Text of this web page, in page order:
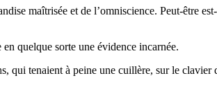
maîtrisée et de l’omniscience. Peut-être
quelque sorte une évidence incarnée.
qui tenaient à peine une cuillère, sur le